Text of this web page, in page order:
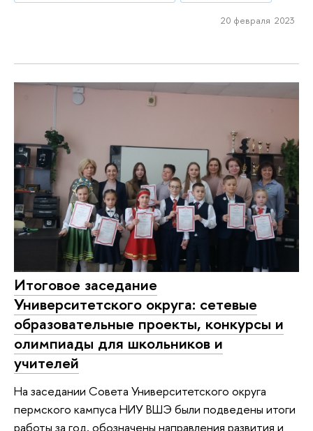
20 февраля 2023
Итоговое заседание
Университетского округа: сетевые
образовательные проекты, конкурсы и
олимпиады для школьников и
учителей
На заседании Совета Университетского округа
пермского кампуса НИУ ВШЭ были подведены итоги
работы за год, обозначены направления развития и